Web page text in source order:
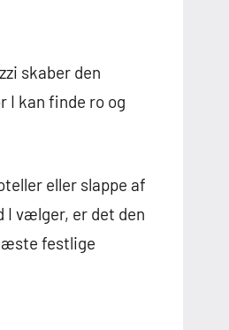
skaber den
I kan finde ro og
eller slappe af
I vælger, er det den
festlige